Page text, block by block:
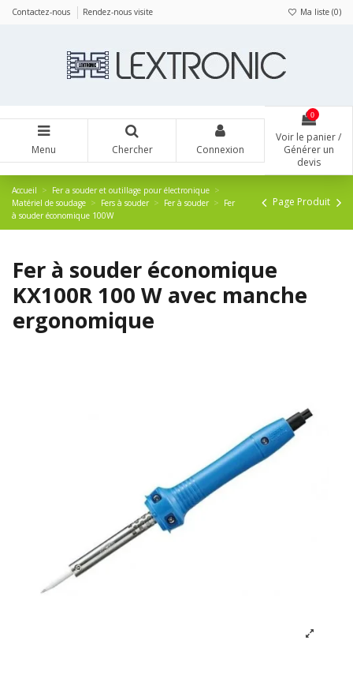
Contactez-nous Rendez-nous visite Ma liste (0)
Menu Chercher Connexion
0
Voir le panier /
Générer un
devis
Accueil
Fer a souder et outillage pour électronique
Matériel de soudage
Fers à souder Fer à souder
Fer
à souder économique 100W
Page Produit
Fer à souder économique
KX100R 100 W avec manche
ergonomique
Panneau de gestion des cookies